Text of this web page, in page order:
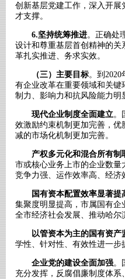
创新基层党建工作，深入开
才支撑。
6.坚持统筹推进。正确处
设计和尊重基层首创精神的
革扎实推进、务求实效。
（三）主要目标。到
有企业改革在重要领域和关
制力、影响力和抗风险能力明
现代企业制度全面建立。
效激励约束机制更加完善，
减的市场化机制更加完善。
产权多元化和混合所有制
市或核心业务上市的企业数
竞争力强、运作效率高、经济
国有资本配置效率显著提
集聚度明显提高，市属国有
全市经济社会发展、推动哈尔
以管资本为主的国有资产
学性、针对性、有效性进一
企业党的建设全面加强。
充分发挥，反腐倡廉制度体系